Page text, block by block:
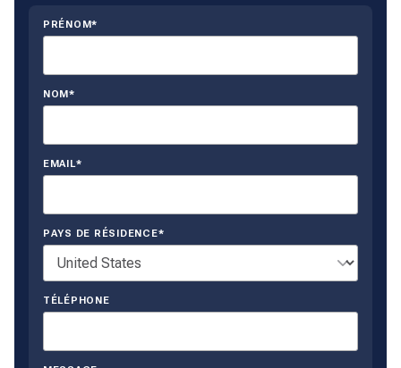
PRÉNOM*
NOM*
EMAIL*
PAYS DE RÉSIDENCE*
TÉLÉPHONE